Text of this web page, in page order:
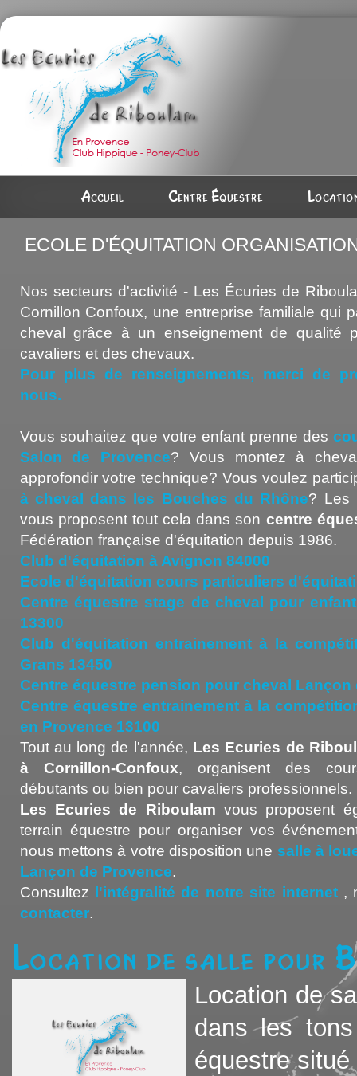
Accueil Centre équestre
ECOLE D'ÉQUITATION
Nos secteurs d'activité - Les Écuries de
Cornillon Confoux, une entreprise familiale qui
cheval grâce à un enseignement de qualité
cavaliers et des chevaux.
Pour plus de renseignements, merci de
nous.
Vous souhaitez que votre enfant prenne des
Salon de Provence? Vous montez à
approfondir votre technique? Vous voulez
à cheval dans les Bouches du Rhône? Les
vous proposent tout cela dans son centre
Fédération française d'équitation depuis 1986.
Club d'équitation à Avignon 84000
Ecole d'équitation cours particuliers
Centre équestre stage de cheval pour
13300
Club d'équitation entrainement à la
Grans 13450
Centre équestre pension pour cheval Lançon
Centre équestre entrainement à la
en Provence 13100
Tout au long de l'année, Les Ecuries de
à Cornillon-Confoux, organisent des
débutants ou bien pour cavaliers professionnels.
Les Ecuries de Riboulam vous proposent
terrain équestre pour organiser vos
nous mettons à votre disposition une salle à
Lançon de Provence.
Consultez
l'intégralité de notre site internet,
contacter.
Location de salle pour
Location de
dans les
équestre